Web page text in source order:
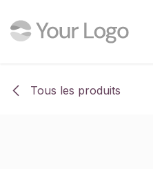
Tous les produits